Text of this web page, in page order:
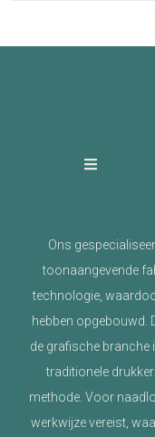
Ons
toonaangevende
technologie,
hebben opgebouwd.
de grafische branche
traditionele
methode. Voor
werkwijze vereist,